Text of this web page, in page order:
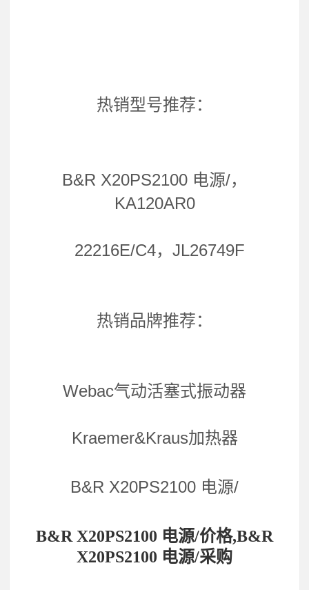
热销型号推荐：
B&R X20PS2100 电源/，
KA120AR0
22216E/C4，JL26749F
热销品牌推荐：
Webac气动活塞式振动器
Kraemer&Kraus加热器
B&R X20PS2100 电源/
B&R X20PS2100 电源/价格,B&R
X20PS2100 电源/采购